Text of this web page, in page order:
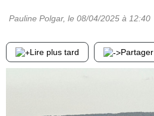
Pauline Polgar, le 08/04/2025 à 12:40
Lire plus tard Partager